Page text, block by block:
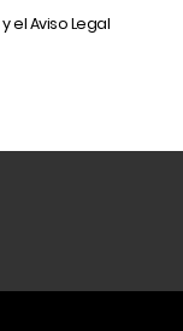
y elAviso Legal